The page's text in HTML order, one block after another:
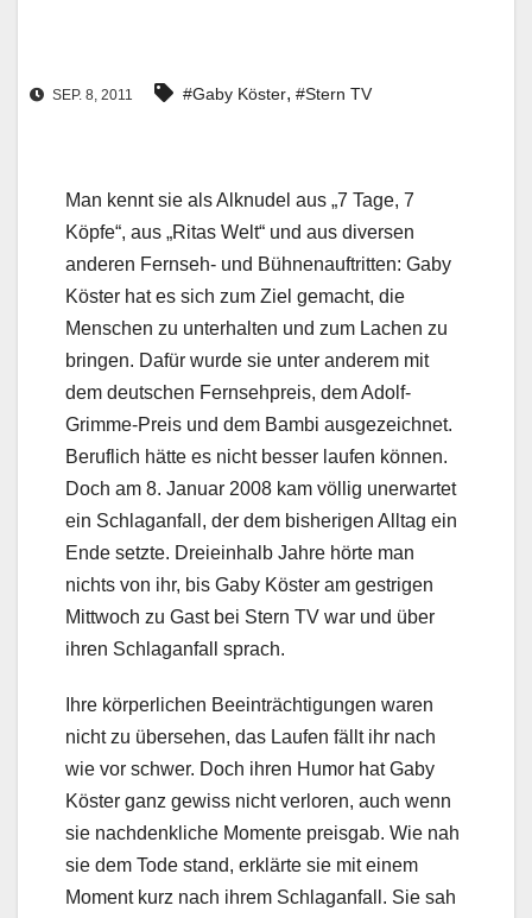
SEP. 8, 2011 #Gaby Köster, #Stern TV
Man kennt sie als Alknudel aus „7 Tage, 7
Köpfe“, aus „Ritas Welt“ und aus diversen
anderen Fernseh- und Bühnenauftritten: Gaby
Köster hat es sich zum Ziel gemacht, die
Menschen zu unterhalten und zum Lachen zu
bringen. Dafür wurde sie unter anderem mit
dem deutschen Fernsehpreis, dem Adolf-
Grimme-Preis und dem Bambi ausgezeichnet.
Beruflich hätte es nicht besser laufen können.
Doch am 8. Januar 2008 kam völlig unerwartet
ein Schlaganfall, der dem bisherigen Alltag ein
Ende setzte. Dreieinhalb Jahre hörte man
nichts von ihr, bis Gaby Köster am gestrigen
Mittwoch zu Gast bei Stern TV war und über
ihren Schlaganfall sprach.
Ihre körperlichen Beeinträchtigungen waren
nicht zu übersehen, das Laufen fällt ihr nach
wie vor schwer. Doch ihren Humor hat Gaby
Köster ganz gewiss nicht verloren, auch wenn
sie nachdenkliche Momente preisgab. Wie nah
sie dem Tode stand, erklärte sie mit einem
Moment kurz nach ihrem Schlaganfall. Sie sah